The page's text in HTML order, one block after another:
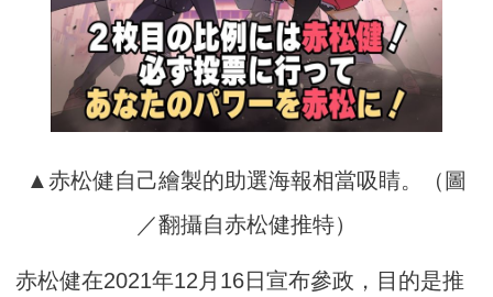
▲赤松健自己繪製的助選海報相當吸睛。（圖
／翻攝自赤松健推特）
赤松健在2021年12月16日宣布參政，目的是推